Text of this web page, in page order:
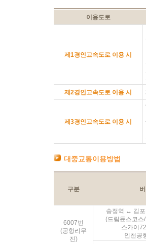
이용도로
제1경인고속도로 이용 시
제2경인고속도로 이용 시
제3경인고속도로 이용 시
대중교통이용방법
구분
6007번
(공항리무
진)
송정역 ↔ 김
(드림듄스코
스카이
인천공